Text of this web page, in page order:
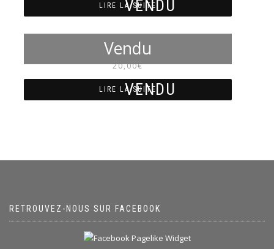
LIRE LA SUITE
NM7081
20,00€
LIRE LA SUITE
RETROUVEZ-NOUS SUR FACEBOOK